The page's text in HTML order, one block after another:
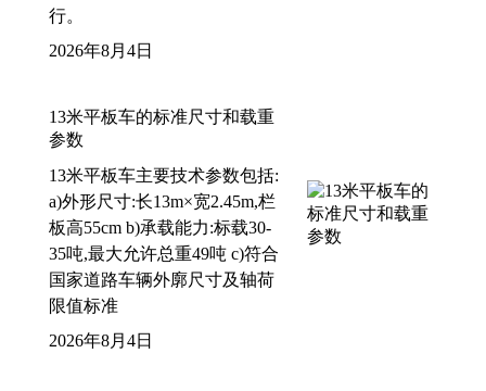
行。
2026年8月4日
13米平板车的标准尺寸和载重
参数
13米平板车主要技术参数包括:
a)外形尺寸:长13m×宽2.45m,栏
板高55cm b)承载能力:标载30-
35吨,最大允许总重49吨 c)符合
国家道路车辆外廓尺寸及轴荷
限值标准
2026年8月4日